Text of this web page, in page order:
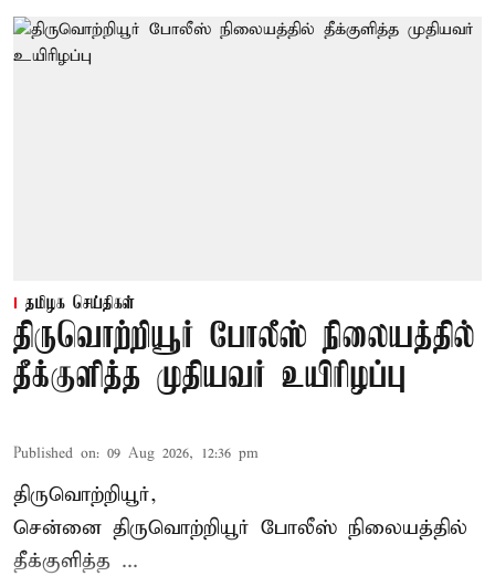
தமிழக செய்திகள்
திருவொற்றியூர் போலீஸ் நிலையத்தில்
தீக்குளித்த முதியவர் உயிரிழப்பு
Published on: 09 Aug 2026, 12:36 pm
திருவொற்றியூர்,
சென்னை திருவொற்றியூர் போலீஸ் நிலையத்தில்
தீக்குளித்த ...